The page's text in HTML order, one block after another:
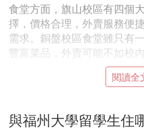
食堂方面，旗山校區有四個
擇，價格合理，外賣服務便
需求。銅盤校區食堂雖只有
豐富菜品，外賣可能不如校內
就業方面，福州大學畢業生
吸引眾多大企業進行校招。
就業機會。
閱讀全
與福州大學留學生住